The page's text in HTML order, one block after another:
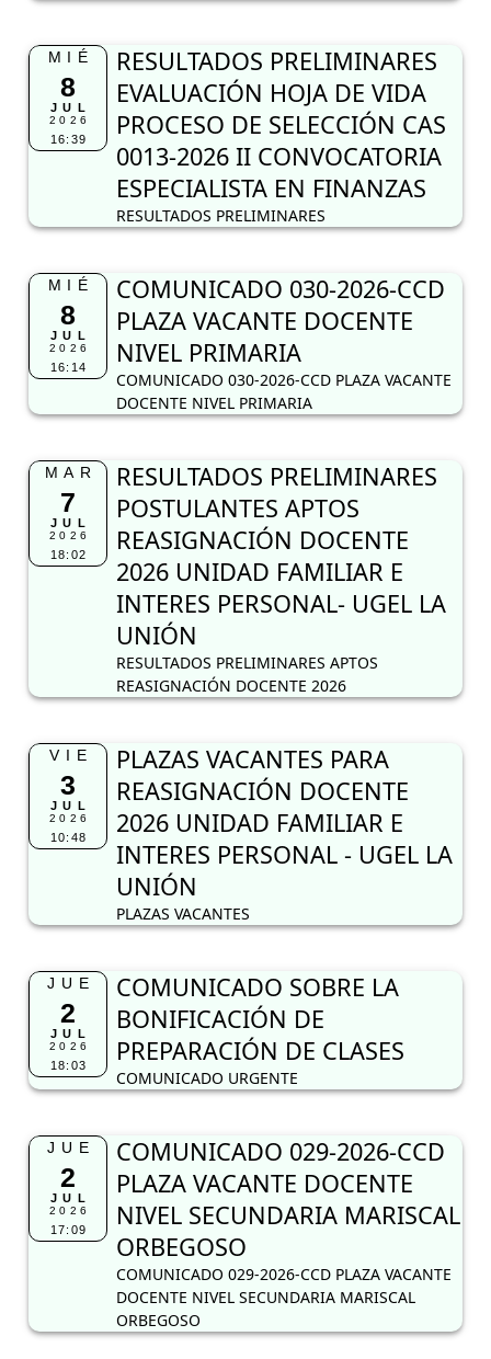
MIÉ
8
JUL
2026
16:39
RESULTADOS PRELIMINARES
EVALUACIÓN HOJA DE VIDA
PROCESO DE SELECCIÓN CAS
0013-2026 II CONVOCATORIA
ESPECIALISTA EN FINANZAS
RESULTADOS PRELIMINARES
MIÉ
8
JUL
2026
16:14
COMUNICADO 030-2026-CCD
PLAZA VACANTE DOCENTE
NIVEL PRIMARIA
COMUNICADO 030-2026-CCD PLAZA VACANTE
DOCENTE NIVEL PRIMARIA
MAR
7
JUL
2026
18:02
RESULTADOS PRELIMINARES
POSTULANTES APTOS
REASIGNACIÓN DOCENTE
2026 UNIDAD FAMILIAR E
INTERES PERSONAL- UGEL LA
UNIÓN
RESULTADOS PRELIMINARES APTOS
REASIGNACIÓN DOCENTE 2026
VIE
3
JUL
2026
10:48
PLAZAS VACANTES PARA
REASIGNACIÓN DOCENTE
2026 UNIDAD FAMILIAR E
INTERES PERSONAL - UGEL LA
UNIÓN
PLAZAS VACANTES
JUE
2
JUL
2026
18:03
COMUNICADO SOBRE LA
BONIFICACIÓN DE
PREPARACIÓN DE CLASES
COMUNICADO URGENTE
JUE
2
JUL
2026
17:09
COMUNICADO 029-2026-CCD
PLAZA VACANTE DOCENTE
NIVEL SECUNDARIA MARISCAL
ORBEGOSO
COMUNICADO 029-2026-CCD PLAZA VACANTE
DOCENTE NIVEL SECUNDARIA MARISCAL
ORBEGOSO